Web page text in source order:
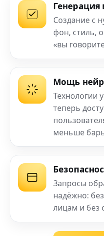
Генерация
Создание с
фон, стиль,
«вы
Мощь
Технологии
теперь
меньше
Запросы
надёжно:
лицам и без